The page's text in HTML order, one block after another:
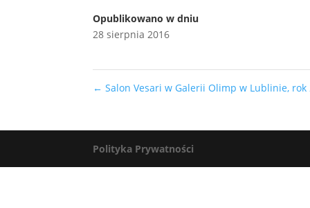
Opublikowano w dniu
28 sierpnia 2016
← Salon Vesari w Galerii Olimp w Lublinie, rok
Polityka Prywatności